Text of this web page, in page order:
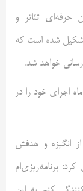
حرفه‌ای تئاتر و
تشکیل شده است که
‌رسانی خواهد شد.
اجرای خود را در
انگیزه و هدفش
برنامه‌ریزی‌ام